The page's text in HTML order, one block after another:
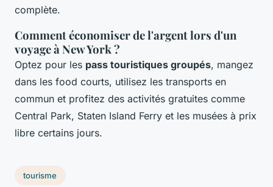
complète.
Comment économiser de l'argent lors d'un
voyage à New York ?
Optez pour les pass touristiques groupés, mangez
dans les food courts, utilisez les transports en
commun et profitez des activités gratuites comme
Central Park, Staten Island Ferry et les musées à prix
libre certains jours.
tourisme